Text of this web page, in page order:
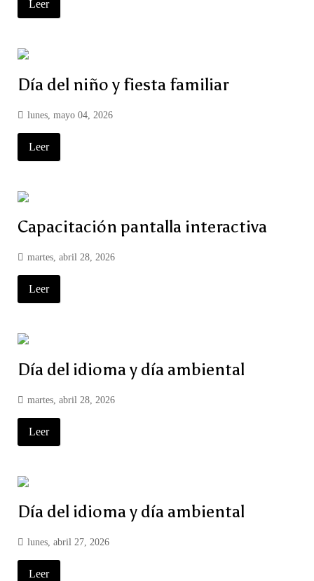
Leer
Día del niño y fiesta familiar
lunes, mayo 04, 2026
Leer
Capacitación pantalla interactiva
martes, abril 28, 2026
Leer
Día del idioma y día ambiental
martes, abril 28, 2026
Leer
Día del idioma y día ambiental
lunes, abril 27, 2026
Leer